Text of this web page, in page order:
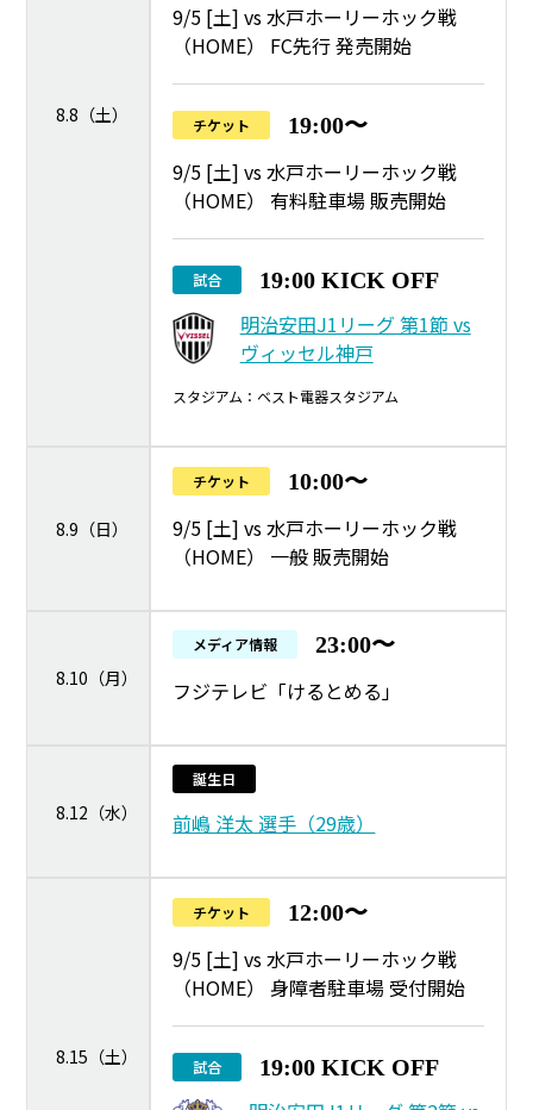
8.8（土）
9/5 [土] vs 水戸ホーリーホック戦
（HOME） FC先行 発売開始
チケット 19:00〜
9/5 [土] vs 水戸ホーリーホック戦
（HOME） 有料駐車場 販売開始
試合 19:00 KICK OFF
明治安田J1リーグ 第1節 vs
ヴィッセル神戸
スタジアム：ベスト電器スタジアム
8.9（日）
チケット 10:00〜
9/5 [土] vs 水戸ホーリーホック戦
（HOME） 一般 販売開始
8.10（月）
メディア情報 23:00〜
フジテレビ「けるとめる」
8.12（水）
誕生日
前嶋 洋太 選手（29歳）
8.15（土）
チケット 12:00〜
9/5 [土] vs 水戸ホーリーホック戦
（HOME） 身障者駐車場 受付開始
試合 19:00 KICK OFF